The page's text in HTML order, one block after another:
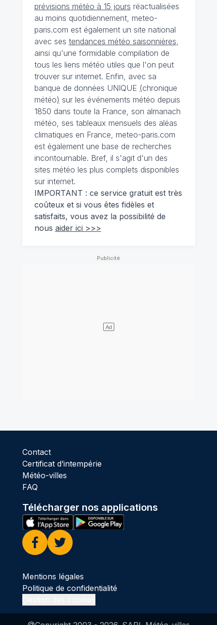
prévisions météo à 15 jours réactualisées
au moins quotidiennement, meteo-
paris.com est également un site national
avec ses tendances météo saisonnières,
ainsi qu'une formidable compilation de
tous les liens météo utiles que l'on peut
trouver sur internet. Enfin, avec sa
banque de données UNIQUE (chronique
météo) sur les événements météo depuis
1850 dans toute la France, son almanach
météo, ses tableaux mensuels des aléas
climatiques en France, meteo-paris.com
est également une base de recherches
incontournable. Bref, il s'agit d'un des
sites météo les plus complets disponibles
sur internet.
IMPORTANT : ce service gratuit est très
coûteux et si vous êtes fidèles et
satisfaits, vous avez la possibilité de
nous aider ici >>>
Contact
Certificat d’intempérie
Météo-villes
FAQ
Télécharger nos applications
Facebook
Twitter
Mentions légales
Politique de confidentialité